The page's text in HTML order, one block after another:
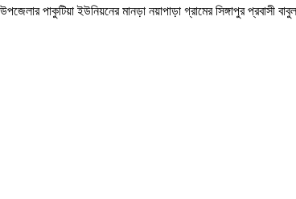
পাকুটিয়া ইউনিয়নের মানড়া নয়াপাড়া গ্রামের সিঙ্গাপুর প্রবাসী